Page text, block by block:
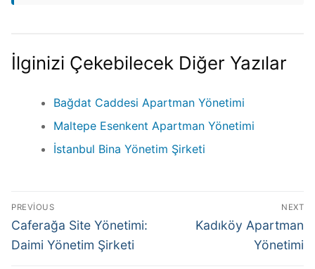
İlginizi Çekebilecek Diğer Yazılar
Bağdat Caddesi Apartman Yönetimi
Maltepe Esenkent Apartman Yönetimi
İstanbul Bina Yönetim Şirketi
PREVIOUS
Caferağa Site Yönetimi:
Daimi Yönetim Şirketi
NEXT
Kadıköy Apartman
Yönetimi